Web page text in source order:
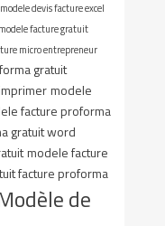
modele devis facture excel
modele facture gratuit
micro entrepreneur
gratuit
modele
facture proforma
gratuit word
modele facture
facture proforma
de